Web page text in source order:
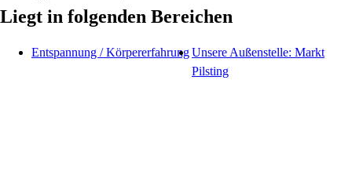
Liegt in folgenden Bereichen
Entspannung / KörpererfahrungUnsere Außenstelle: Markt
Pilsting